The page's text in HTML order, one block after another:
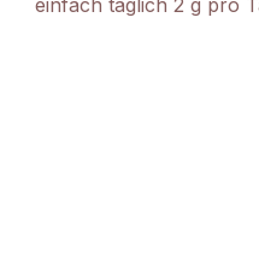
einfach täglich 2 g pro